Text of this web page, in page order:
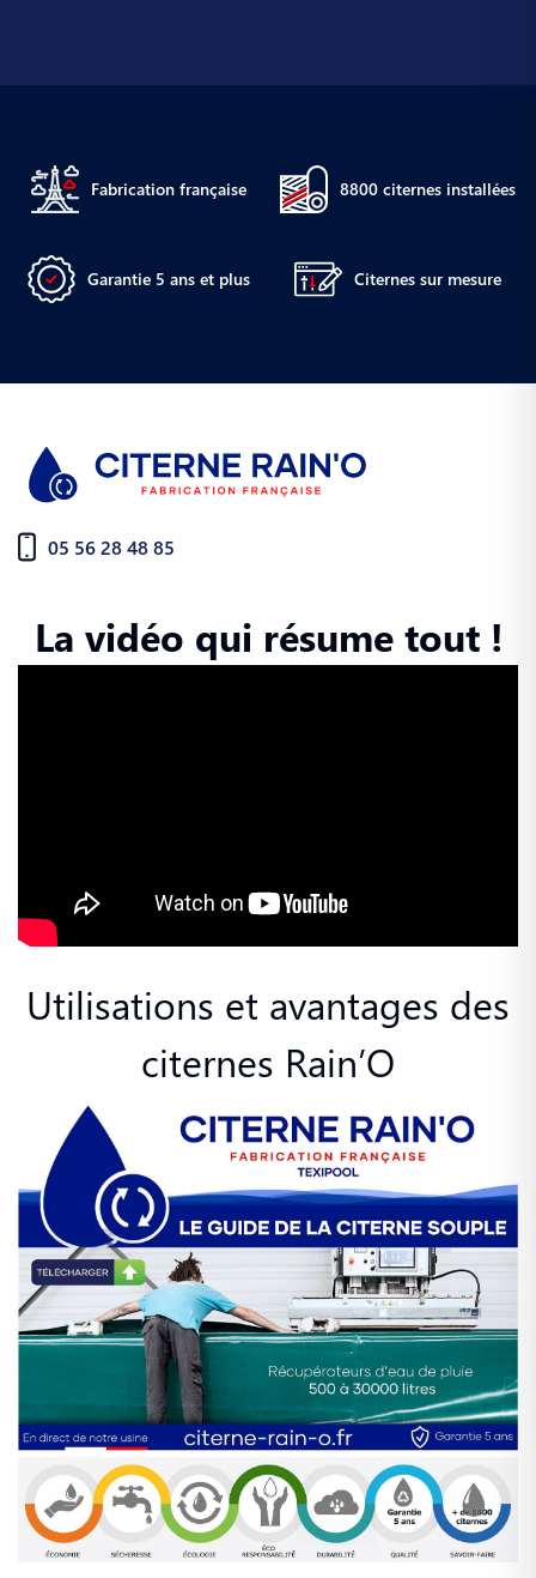
Fabrication française 8800 citernes installées
Garantie 5 ans et plus Citernes sur mesure
05 56 28 48 85
La vidéo qui résume tout !
Utilisations et avantages des
citernes Rain’O